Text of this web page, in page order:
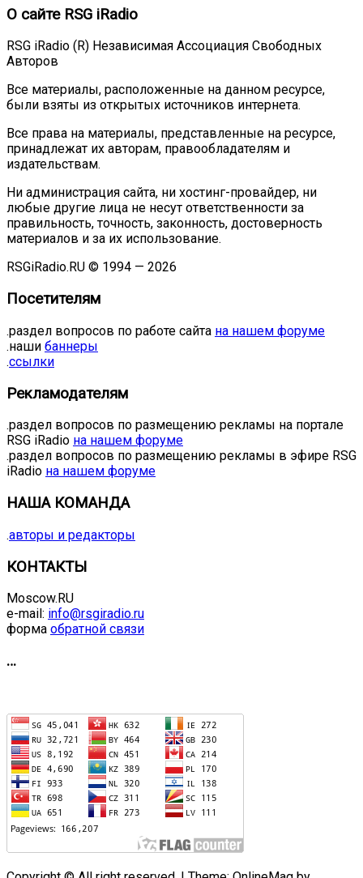
О сайте RSG iRadio
RSG iRadio (R) Независимая Ассоциация Свободных
Авторов
Все материалы, расположенные на данном ресурсе,
были взяты из открытых источников интернета.
Все права на материалы, представленные на ресурсе,
принадлежат их авторам, правообладателям и
издательствам.
Ни администрация сайта, ни хостинг-провайдер, ни
любые другие лица не несут ответственности за
правильность, точность, законность, достоверность
материалов и за их использование.
RSGiRadio.RU © 1994 — 2026
Посетителям
.раздел вопросов по работе сайта на нашем форуме
.наши баннеры
.ссылки
Рекламодателям
.раздел вопросов по размещению рекламы на портале
RSG iRadio на нашем форуме
.раздел вопросов по размещению рекламы в эфире RSG
iRadio на нашем форуме
НАША КОМАНДА
.авторы и редакторы
КОНТАКТЫ
Moscow.RU
e-mail: info@rsgiradio.ru
форма обратной связи
…